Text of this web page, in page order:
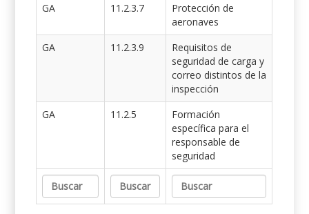
GA
11.2.3.7
Protección de
aeronaves
GA
11.2.3.9
Requisitos de
seguridad de carga y
correo distintos de la
inspección
GA
11.2.5
Formación
específica para el
responsable de
seguridad